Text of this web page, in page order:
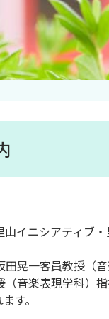
イニシアティブ
晃一客員教授（
音楽表現学科）
す。